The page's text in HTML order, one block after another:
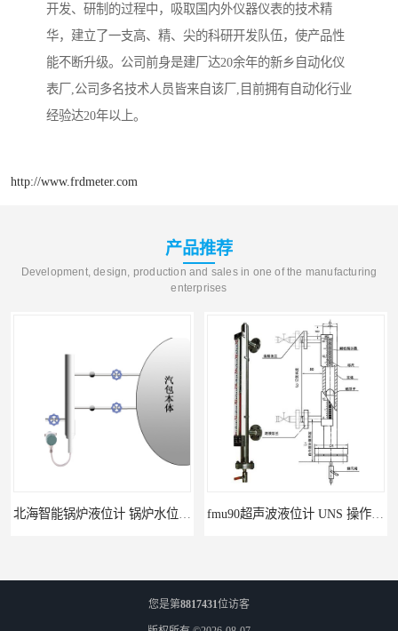
开发、研制的过程中，吸取国内外仪器仪表的技术精
华，建立了一支高、精、尖的科研开发队伍，使产品性
能不断升级。公司前身是建厂达20余年的新乡自动化仪
表厂,公司多名技术人员皆来自该厂,目前拥有自动化行业
经验达20年以上。
http://www.frdmeter.com
产品推荐
Development, design, production and sales in one of the manufacturing
enterprises
您是第8817431位访客